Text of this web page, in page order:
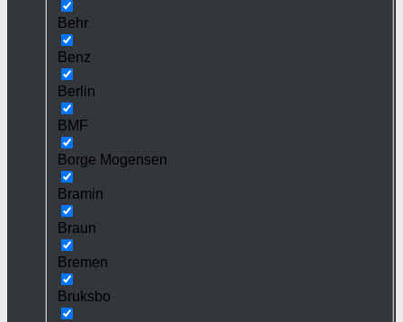
Behr
Benz
Berlin
BMF
Borge Mogensen
Bramin
Braun
Bremen
Bruksbo